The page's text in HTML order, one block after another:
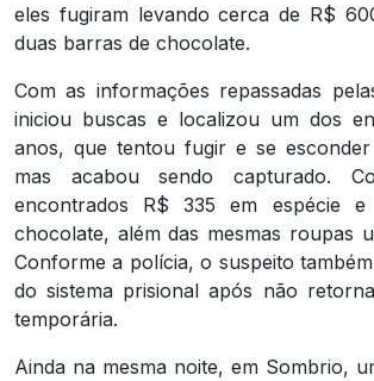
eles fugiram levando cerca de R$
duas barras de chocolate.
Com as informações repassadas
iniciou buscas e localizou um dos
anos, que tentou fugir e se
mas acabou sendo capturado.
encontrados R$ 335 em espécie
chocolate, além das mesmas roupas
Conforme a polícia, o suspeito
do sistema prisional após não
temporária.
Ainda na mesma noite, em Sombrio,